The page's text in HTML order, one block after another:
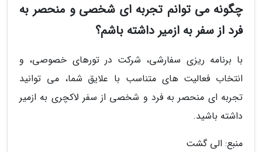
چگونه می توانم تجربه ای شخصی و منحصر به
فرد از سفر به ازمیر داشته باشم؟
با برنامه ریزی سفارشی، شرکت در تورهای خصوصی، و
انتخاب فعالیت های متناسب با علایق شما، می توانید
تجربه ای منحصر به فرد و شخصی از سفر لاکچری به ازمیر
داشته باشید.
منبع: الی گشت